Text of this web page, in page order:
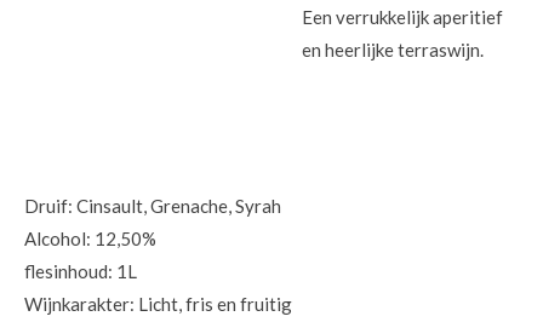
Een verrukkelijk aperitief
en heerlijke terraswijn.
Druif: Cinsault, Grenache, Syrah
Alcohol: 12,50%
flesinhoud: 1L
Wijnkarakter: Licht, fris en fruitig